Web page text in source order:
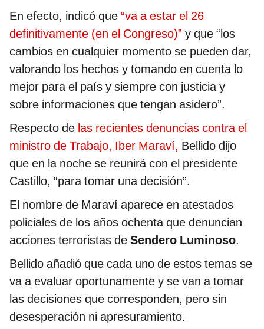
En efecto, indicó que “va a estar el 26
definitivamente (en el Congreso)” y que “los
cambios en cualquier momento se pueden dar,
valorando los hechos y tomando en cuenta lo
mejor para el país y siempre con justicia y
sobre informaciones que tengan asidero”.
Respecto de las recientes denuncias contra el
ministro de Trabajo, Iber Maraví, Bellido dijo
que en la noche se reunirá con el presidente
Castillo, “para tomar una decisión”.
El nombre de Maraví aparece en atestados
policiales de los años ochenta que denuncian
acciones terroristas de Sendero Luminoso.
Bellido añadió que cada uno de estos temas se
va a evaluar oportunamente y se van a tomar
las decisiones que corresponden, pero sin
desesperación ni apresuramiento.